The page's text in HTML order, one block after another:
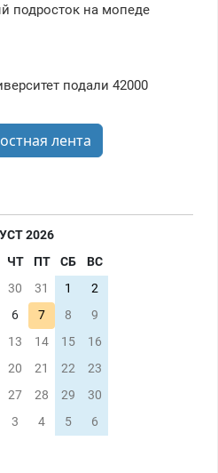
подросток на мопеде
подали 42000
лента
2026
ЧТ ПТ СБ
ВС
30 31 1
2
6 7 8
9
13 14 15
16
20 21 22
23
27 28 29
30
3 4 5 6